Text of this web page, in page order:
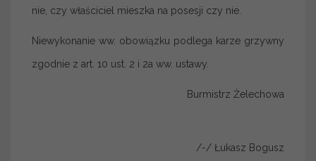
nie, czy właściciel mieszka na posesji czy nie.
Niewykonanie ww. obowiązku podlega karze grzywny
zgodnie z art. 10 ust. 2 i 2a ww. ustawy.
Burmistrz Żelechowa
/-/ Łukasz Bogusz